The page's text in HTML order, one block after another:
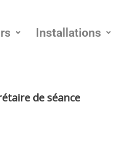
Installations
de séance